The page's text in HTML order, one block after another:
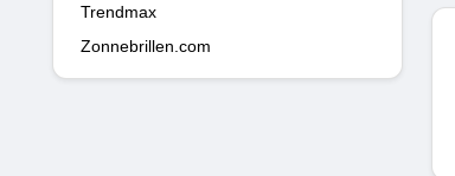
Trendmax
Zonnebrillen.com